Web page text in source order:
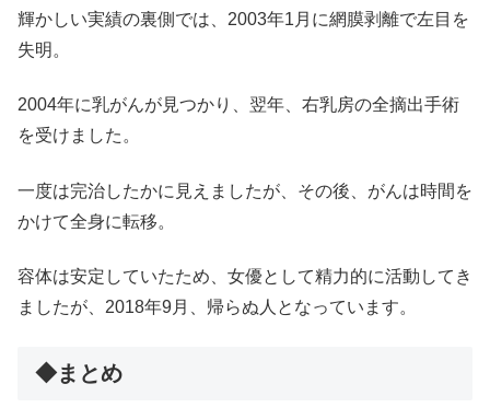
輝かしい実績の裏側では、2003年1月に網膜剥離で左目を
失明。
2004年に乳がんが見つかり、翌年、右乳房の全摘出手術
を受けました。
一度は完治したかに見えましたが、その後、がんは時間を
かけて全身に転移。
容体は安定していたため、女優として精力的に活動してき
ましたが、2018年9月、帰らぬ人となっています。
◆まとめ